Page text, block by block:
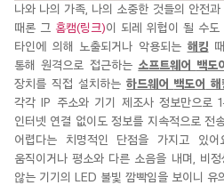
나와 나의 가족, 나의 소중한 것들의 안전
때론 그 홈캠(링크)이 되 레 위협이 될 수도
타인에 의해 노출되거나 악용되는 해킹
통해 원격으로 접근하는소프트웨어 백도
장치를 직접 설치하는하드웨어 백도어 해
각각 IP 주소와 기기 제조사 정보만으로
인터넷 연결 없이 도정보를 지속적으로 전
어렵다는 치명적인 단점을 가지고 있
움직이거나 평소와 다른 소음을 내며, 비
않는 기기의 LED 불빛 깜빡임 을 보이니 유